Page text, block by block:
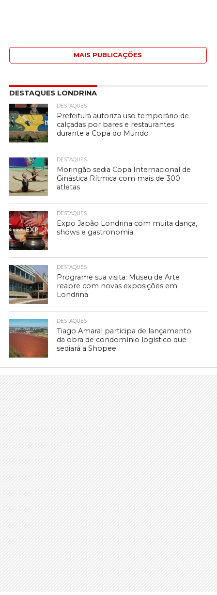
MAIS PUBLICAÇÕES
DESTAQUES LONDRINA
DESTAQUES
Prefeitura autoriza uso temporário de
calçadas por bares e restaurantes
durante a Copa do Mundo
DESTAQUES
Moringão sedia Copa Internacional de
Ginástica Rítmica com mais de 300
atletas
DESTAQUES
Expo Japão Londrina com muita dança,
shows e gastronomia
DESTAQUES
Programe sua visita: Museu de Arte
reabre com novas exposições em
Londrina
DESTAQUES
Tiago Amaral participa de lançamento
da obra de condomínio logístico que
sediará a Shopee